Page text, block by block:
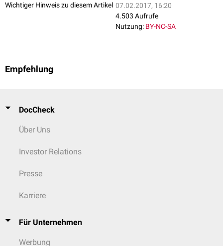
Wichtiger Hinweis zu diesem Artikel 07.02.2017, 16:20
4.503 Aufrufe
Nutzung: BY-NC-SA
Empfehlung
DocCheck
Über Uns
Investor Relations
Presse
Karriere
Für Unternehmen
Werbung